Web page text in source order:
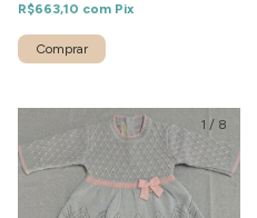
R$663,10 com Pix
Comprar
1 / 8